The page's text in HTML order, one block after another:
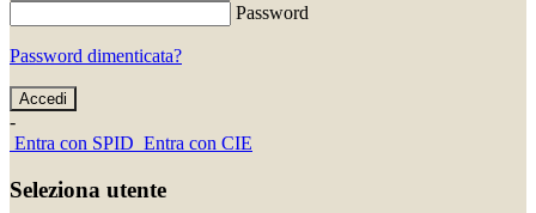
Password
Password dimenticata?
-
Entra con SPID Entra con CIE
Seleziona utente